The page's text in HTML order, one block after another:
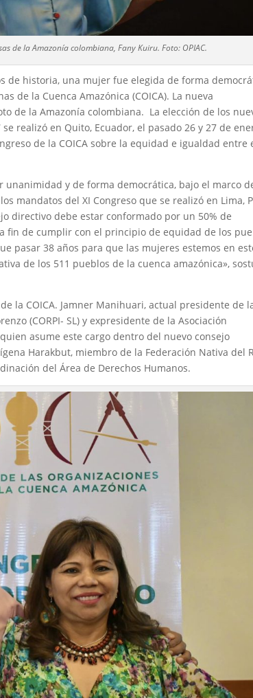
de la Amazonía colombiana, Fany Kuiru. Foto: OPIAC.
de historia, una mujer fue elegida de forma
de la Cuenca Amazónica (COICA). La nueva
de la Amazonía colombiana. La elección de los
realizó en Quito, Ecuador, el pasado 26 y 27 de
de la COICA sobre la equidad e igualdad entre
unanimidad y de forma democrática, bajo el marco
mandatos del XI Congreso que se realizó en Lima,
directivo debe estar conformado por un 50% de
fin de cumplir con el principio de equidad de los
pasar 38 años para que las mujeres estemos en
de los 511 pueblos de la cuenca amazónica»,
la COICA. Jamner Manihuari, actual presidente de
(CORPI- SL) y expresidente de la Asociación
asume este cargo dentro del nuevo consejo
Harakbut, miembro de la Federación Nativa del
del Área de Derechos Humanos.